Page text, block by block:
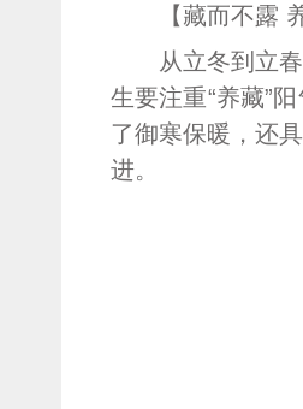
【藏而不露 养
从立冬到立春
生要注重“养藏”
了御寒保暖，还
进。